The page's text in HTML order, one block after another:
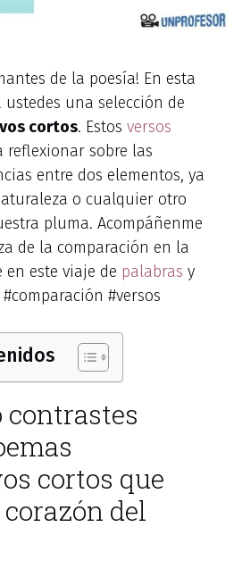
de la poesía! En esta
una selección de
cortos. Estos versos
reflexionar sobre las
entre dos elementos, ya
o cualquier otro
pluma. Acompáñenme
de la comparación en la
en este viaje de palabras y
#versos
cortos que
del